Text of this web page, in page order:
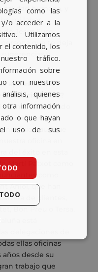
calidad humana, y
mi labor
de Jesús Suso,
que te deja
sugerencias y
apuestas del
funcionando?
al mercado
de Aragón,
física, aunque
oficina en
Martí Patxot como
como
Aniol, que han
de clientes,
está
ellas oficinas
desde su
trabajo que
ENGLISH
como las
y/o acceder a la
Utilizamos
el contenido, los
tráfico.
sobre
con nuestros
quienes
información
o que hayan
uso de sus